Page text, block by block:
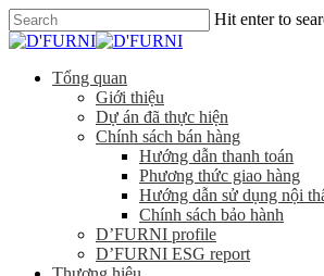
Hit enter to
Tổng quan
Giới thiệu
Dự án đã thực hiện
Chính sách bán hàng
Hướng dẫn thanh toán
Phương thức giao hàng
Hướng dẫn sử dụng nội
Chính sách bảo hành
D’FURNI profile
D’FURNI ESG report